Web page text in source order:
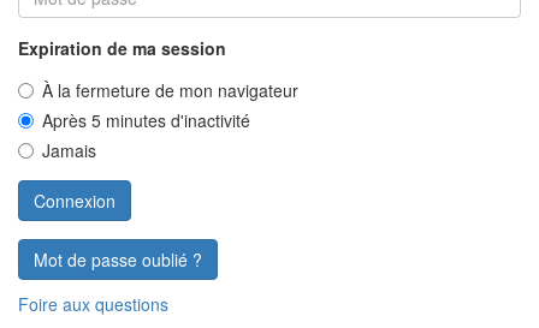
Expiration de ma session
À la fermeture de mon navigateur
Après 5 minutes d'inactivité
Jamais
Mot de passe oublié ?
Foire aux questions